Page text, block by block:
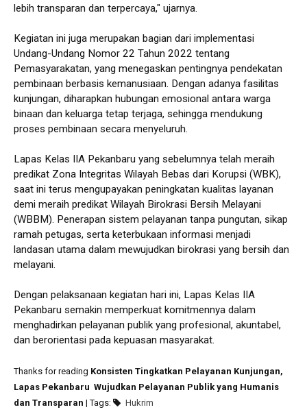
lebih transparan dan terpercaya," ujarnya.
Kegiatan ini juga merupakan bagian dari implementasi
Undang-Undang Nomor 22 Tahun 2022 tentang
Pemasyarakatan, yang menegaskan pentingnya pendekatan
pembinaan berbasis kemanusiaan. Dengan adanya fasilitas
kunjungan, diharapkan hubungan emosional antara warga
binaan dan keluarga tetap terjaga, sehingga mendukung
proses pembinaan secara menyeluruh.
Lapas Kelas IIA Pekanbaru yang sebelumnya telah meraih
predikat Zona Integritas Wilayah Bebas dari Korupsi (WBK),
saat ini terus mengupayakan peningkatan kualitas layanan
demi meraih predikat Wilayah Birokrasi Bersih Melayani
(WBBM). Penerapan sistem pelayanan tanpa pungutan, sikap
ramah petugas, serta keterbukaan informasi menjadi
landasan utama dalam mewujudkan birokrasi yang bersih dan
melayani.
Dengan pelaksanaan kegiatan hari ini, Lapas Kelas IIA
Pekanbaru semakin memperkuat komitmennya dalam
menghadirkan pelayanan publik yang profesional, akuntabel,
dan berorientasi pada kepuasan masyarakat.
Thanks for reading Konsisten Tingkatkan Pelayanan Kunjungan,
Lapas Pekanbaru Wujudkan Pelayanan Publik yang Humanis
dan Transparan | Tags: Hukrim